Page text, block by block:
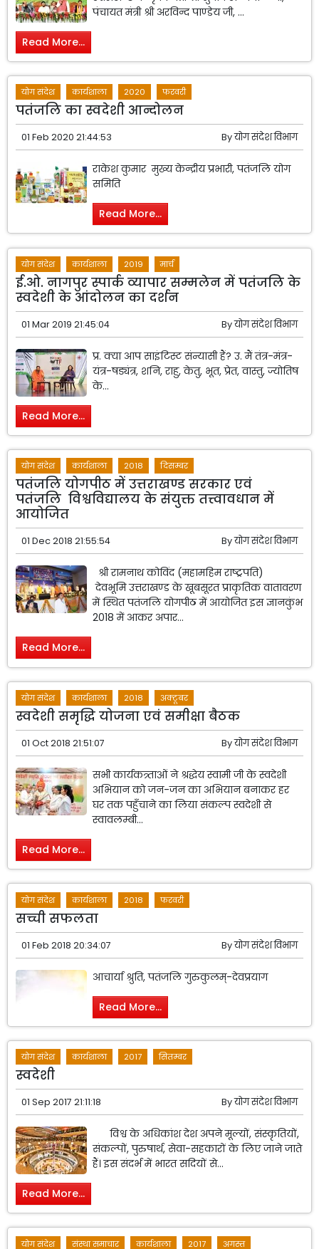
पंचायत मंत्री श्री अरविन्द पाण्डेय जी, ...
Read More...
योग संदेश कार्यशाला 2020 फरवरी
पतंजलि का स्वदेशी आन्दोलन
01 Feb 2020 21:44:53 Byयोग संदेश विभाग
राकेश कुमार मुख्य केन्द्रीय प्रभारी, पतंजलि योग
समिति
Read More...
योग संदेश कार्यशाला 2019 मार्च
ई.ओ. नागपुर स्पार्क व्यापार सम्मलेन में पतंजलि के
स्वदेशी के आंदोलन का दर्शन
01 Mar 2019 21:45:04 Byयोग संदेश विभाग
प्र. क्या आप साइंटिस्ट संन्यासी हैं? उ. मैं तंत्र-मंत्र-
यंत्र-षड्यंत्र, शनि, राहु, केतु, भूत, प्रेत, वास्तु, ज्योतिष
के...
Read More...
योग संदेश कार्यशाला 2018 दिसम्बर
पतंजलि योगपीठ में उत्तराखण्ड सरकार एवं
पतंजलि विश्वविद्यालय के संयुक्त तत्त्वावधान में
आयोजित
01 Dec 2018 21:55:54 Byयोग संदेश विभाग
श्री रामनाथ कोविंद (महामहिम राष्ट्रपति)
देवभूमि उत्तराखण्ड के खूबसूरत प्राकृतिक वातावरण
में स्थित पतंजलि योगपीठ में आयोजित इस ज्ञानकुंभ
2018 में आकर अपार...
Read More...
योग संदेश कार्यशाला 2018 अक्टूबर
स्वदेशी समृद्धि योजना एवं समीक्षा बैठक
01 Oct 2018 21:51:07 Byयोग संदेश विभाग
सभी कार्यकत्र्ताओं ने श्रद्धेय स्वामी जी के स्वदेशी
अभियान को जन-जन का अभियान बनाकर हर
घर तक पहुँचाने का लिया संकल्प स्वदेशी से
स्वावलम्बी...
Read More...
योग संदेश कार्यशाला 2018 फरवरी
सच्ची सफलता
01 Feb 2018 20:34:07 Byयोग संदेश विभाग
आचार्या श्रुति, पतंजलि गुरुकुलम्-देवप्रयाग
Read More...
योग संदेश कार्यशाला 2017 सितम्बर
स्वदेशी
01 Sep 2017 21:11:18 Byयोग संदेश विभाग
विश्व के अधिकांश देश अपने मूल्यों, संस्कृतियों,
संकल्पों, पुरुषार्थ, सेवा-सहकारों के लिए जाने जाते
हैं। इस संदर्भ में भारत सदियों से...
Read More...
योग संदेश संस्था समाचार कार्यशाला 2017 अगस्त